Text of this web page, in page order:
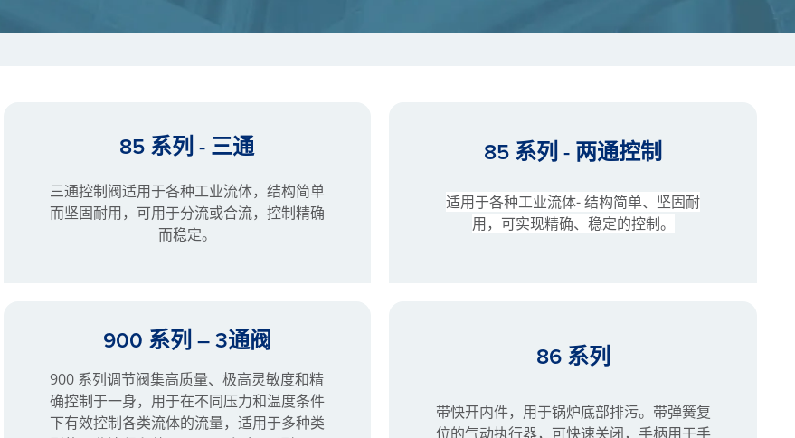
85 系列 - 三通
三通控制阀适用于各种工业流体，结构简单
而坚固耐用，可用于分流或合流，控制精确
而稳定。
85 系列 - 两通控制
适用于各种工业流体- 结构简单、坚固耐
用，可实现精确、稳定的控制。
900 系列 – 3通阀
900 系列调节阀集高质量、极高灵敏度和精
确控制于一身，用于在不同压力和温度条件
下有效控制各类流体的流量，适用于多种类
86 系列
带快开内件，用于锅炉底部排污。带弹簧复
位的气动执行器，可快速关闭，手柄用于手